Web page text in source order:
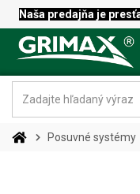
Naša predajňa je
Posuvné systémy